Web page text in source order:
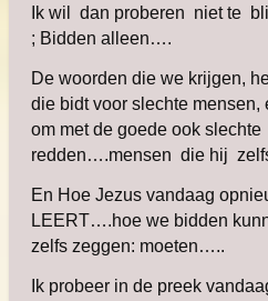
Ik wil dan proberen niet te
; Bidden alleen….
De woorden die we krijgen,
die bidt voor slechte mensen,
om met de goede ook
redden….mensen die hij
En Hoe Jezus vandaag
LEERT….hoe we bidden
zelfs zeggen: moeten…..
Ik probeer in de preek